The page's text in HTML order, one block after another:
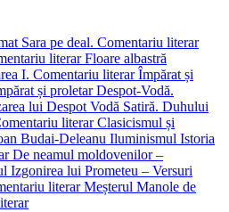
Sara pe deal. Comentariu literar
literar Floare albastră
I. Comentariu literar Împărat și
și proletar Despot-Vodă.
lui Despot Vodă Satiră. Duhului
literar Clasicismul și
Budai-Deleanu Iluminismul Istoria
De neamul moldovenilor –
Izgonirea lui Prometeu – Versuri
literar Meșterul Manole de